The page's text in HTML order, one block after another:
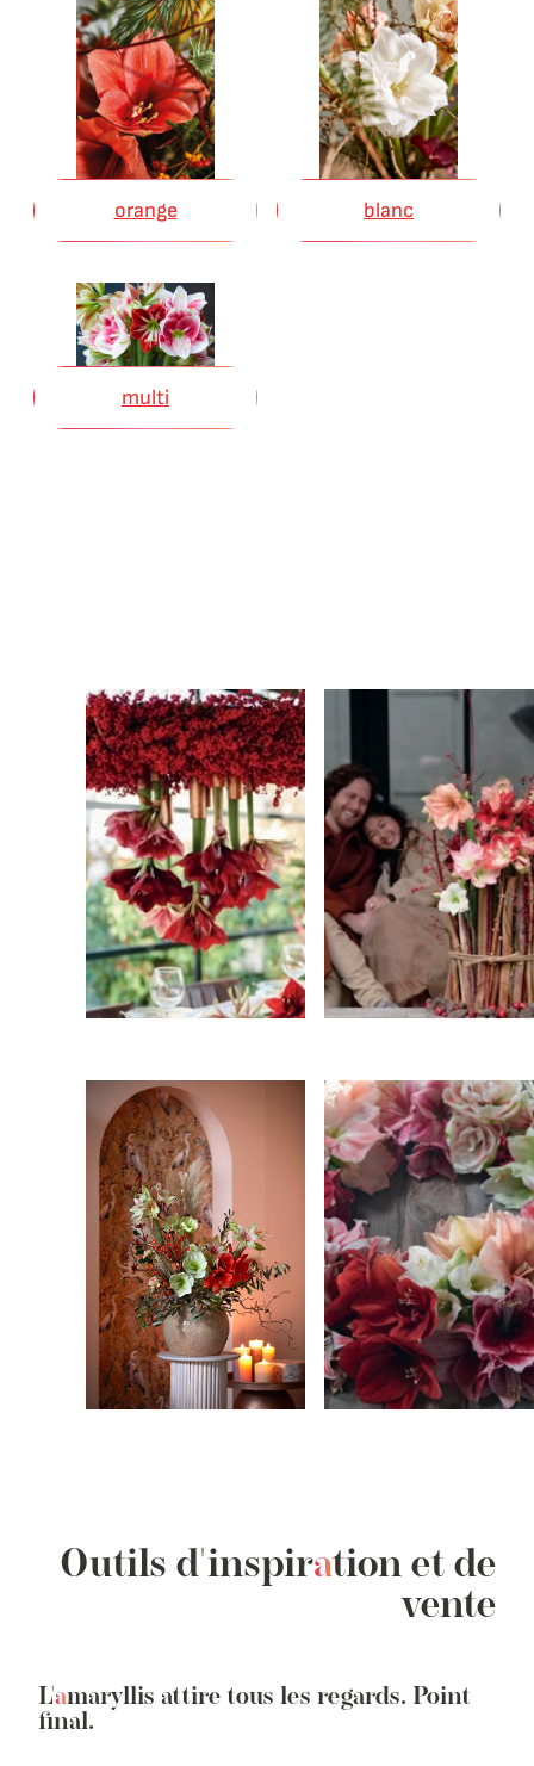
orange blanc
multi
Outils d'inspirationet de
vente
L'amaryllis attire tous les regards. Point
final.